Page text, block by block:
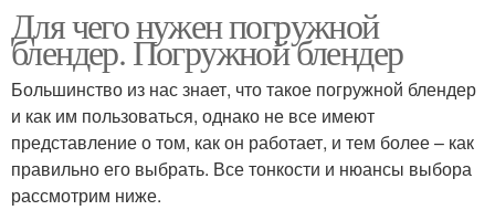
Для чего нужен погружной
блендер. Погружной блендер
Большинство из нас знает, что такое погружной блендер
и как им пользоваться, однако не все имеют
представление о том, как он работает, и тем более – как
правильно его выбрать. Все тонкости и нюансы выбора
рассмотрим ниже.